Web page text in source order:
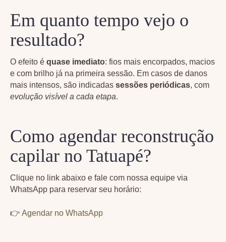
Em quanto tempo vejo o
resultado?
O efeito é quase imediato: fios mais encorpados, macios
e com brilho já na primeira sessão. Em casos de danos
mais intensos, são indicadas sessões periódicas, com
evolução visível a cada etapa.
Como agendar reconstrução
capilar no Tatuapé?
Clique no link abaixo e fale com nossa equipe via
WhatsApp para reservar seu horário:
👉 Agendar no WhatsApp